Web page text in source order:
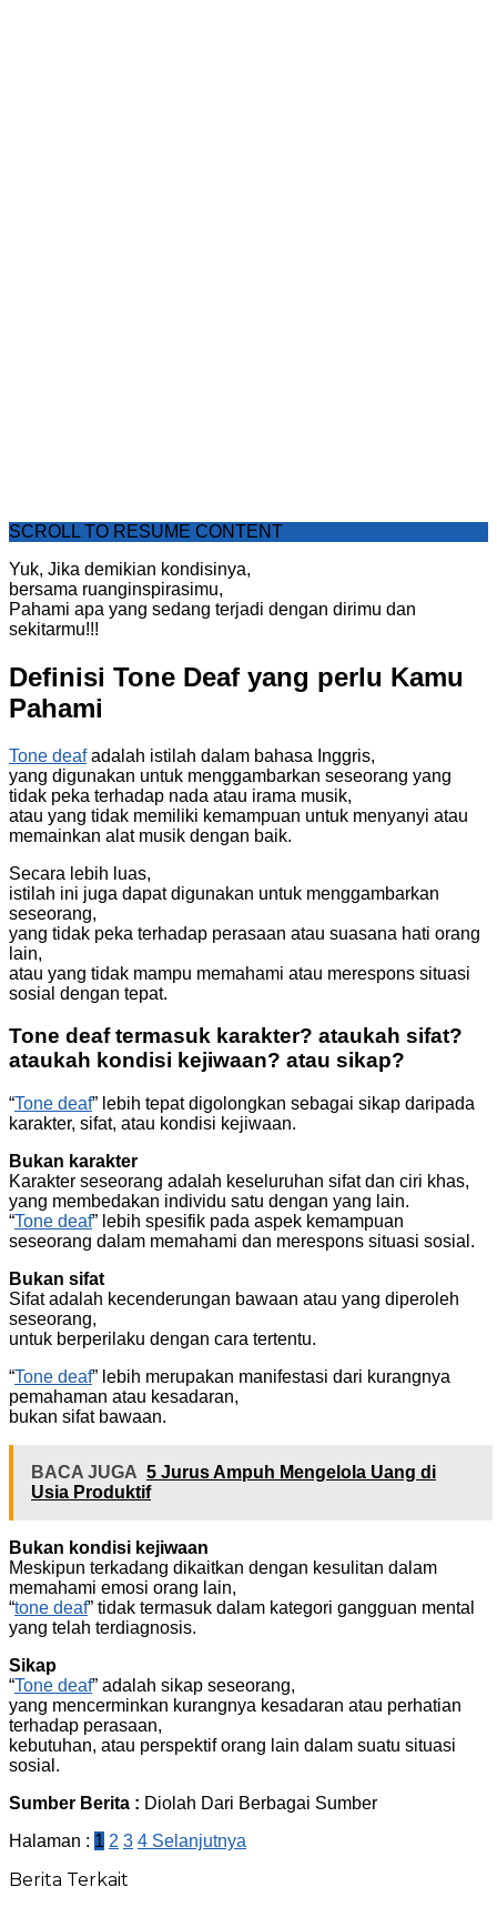
SCROLL TO RESUME CONTENT
Yuk, Jika demikian kondisinya,
bersama ruanginspirasimu,
Pahami apa yang sedang terjadi dengan dirimu dan
sekitarmu!!!
Definisi Tone Deaf yang perlu Kamu
Pahami
Tone deafadalah istilah dalam bahasa Inggris,
yang digunakan untuk menggambarkan seseorang yang
tidak peka terhadap nada atau irama musik,
atau yang tidak memiliki kemampuan untuk menyanyi atau
memainkan alat musik dengan baik.
Secara lebih luas,
istilah ini juga dapat digunakan untuk menggambarkan
seseorang,
yang tidak peka terhadap perasaan atau suasana hati orang
lain,
atau yang tidak mampu memahami atau merespons situasi
sosial dengan tepat.
Tone deaf termasuk karakter? ataukah sifat?
ataukah kondisi kejiwaan? atau sikap?
“Tone deaf” lebih tepat digolongkan sebagai sikap daripada
karakter, sifat, atau kondisi kejiwaan.
Bukan karakter
Karakter seseorang adalah keseluruhan sifat dan ciri khas,
yang membedakan individu satu dengan yang lain.
“Tone deaf” lebih spesifik pada aspek kemampuan
seseorang dalam memahami dan merespons situasi sosial.
Bukan sifat
Sifat adalah kecenderungan bawaan atau yang diperoleh
seseorang,
untuk berperilaku dengan cara tertentu.
“Tone deaf” lebih merupakan manifestasi dari kurangnya
pemahaman atau kesadaran,
bukan sifat bawaan.
BACA JUGA 5 Jurus Ampuh Mengelola Uang di
Usia Produktif
Bukan kondisi kejiwaan
Meskipun terkadang dikaitkan dengan kesulitan dalam
memahami emosi orang lain,
“tone deaf” tidak termasuk dalam kategori gangguan mental
yang telah terdiagnosis.
Sikap
“Tone deaf” adalah sikap seseorang,
yang mencerminkan kurangnya kesadaran atau perhatian
terhadap perasaan,
kebutuhan, atau perspektif orang lain dalam suatu situasi
sosial.
Sumber Berita : Diolah Dari Berbagai Sumber
Halaman : 1 2 3 4 Selanjutnya
Berita Terkait